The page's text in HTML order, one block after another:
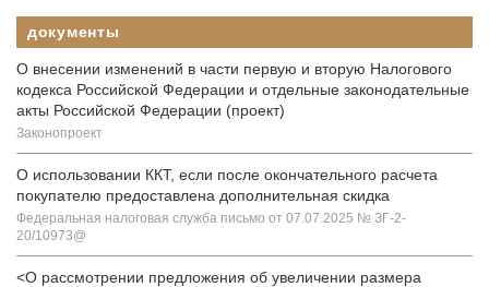
документы
О внесении изменений в части первую и вторую Налогового
кодекса Российской Федерации и отдельные законодательные
акты Российской Федерации (проект)
Законопроект
О использовании ККТ, если после окончательного расчета
покупателю предоставлена дополнительная скидка
Федеральная налоговая служба письмо от 07.07.2025 № ЗГ-2-
20/10973@
<О рассмотрении предложения об увеличении размера